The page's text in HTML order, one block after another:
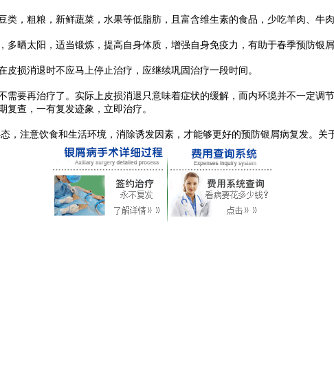
粗粮，新鲜蔬菜，水果等低脂肪，且富含维生素的食品，少吃羊肉、牛肉
太阳，适当锻炼，提高自身体质，增强自身免疫力，有助于春季预防银屑
损消退时不应马上停止治疗，应继续巩固治疗一段时间。
再治疗了。实际上皮损消退只意味着症状的缓解，而内环境并不一定调
查，一有复发迹象，立即治疗。
意饮食和生活环境，消除诱发因素，才能够更好的预防银屑病复发。关